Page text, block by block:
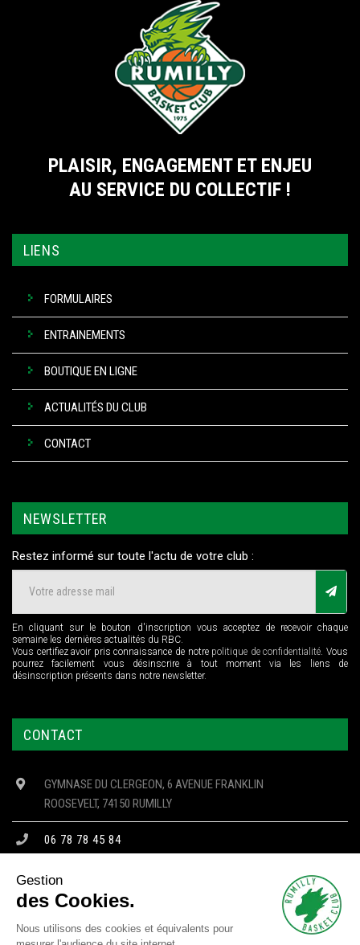
PLAISIR, ENGAGEMENT ET ENJEU
AU SERVICE DU COLLECTIF !
LIENS
FORMULAIRES
ENTRAINEMENTS
BOUTIQUE EN LIGNE
ACTUALITÉS DU CLUB
CONTACT
NEWSLETTER
Restez informé sur toute l'actu de votre club :
En cliquant sur le bouton d'inscription vous acceptez de recevoir chaque
semaine les dernières actualités du RBC.
Vous certifiez avoir pris connaissance de notre politique de confidentialité. Vous
pourrez facilement vous désinscrire à tout moment via les liens de
désinscription présents dans notre newsletter.
CONTACT
GYMNASE DU CLERGEON, 6 AVENUE FRANKLIN
ROOSEVELT, 74150 RUMILLY
06 78 78 45 84
CONTACT@RBC74.FR
Gestion
des Cookies.
Nous utilisons des cookies et équivalents pour